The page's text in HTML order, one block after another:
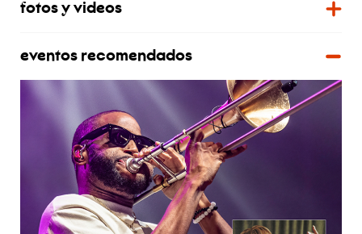
fotos y videos
eventos recomendados